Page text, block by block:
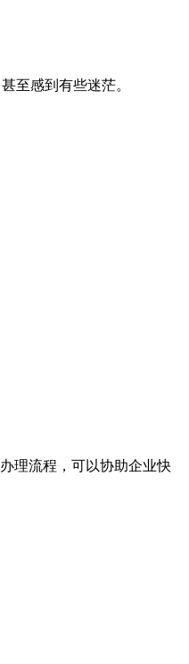
至感到有些迷茫。
理流程，可以协助企业快